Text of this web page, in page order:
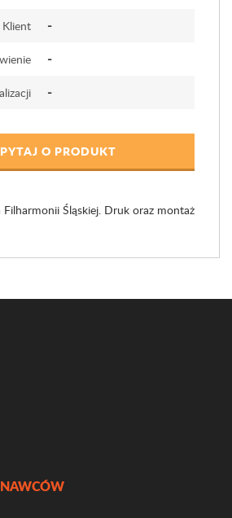
Klient -
-
-
O PRODUKT
Filharmonii Śląskiej. Druk oraz montaż